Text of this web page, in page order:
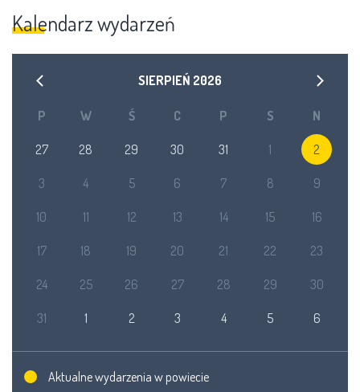
Kalendarz wydarzeń
SIERPIEŃ 2026
P W Ś C P S N
27 28 29 30 31 1 2
3 4 5 6 7 8 9
10 11 12 13 14 15 16
17 18 19 20 21 22 23
24 25 26 27 28 29 30
31 1 2 3 4 5 6
Aktualne wydarzenia w powiecie